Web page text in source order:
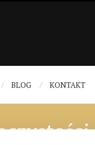
BLOG KONTAKT